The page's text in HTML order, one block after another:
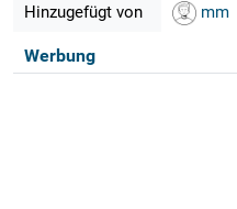
Hinzugefügt von mm
Werbung